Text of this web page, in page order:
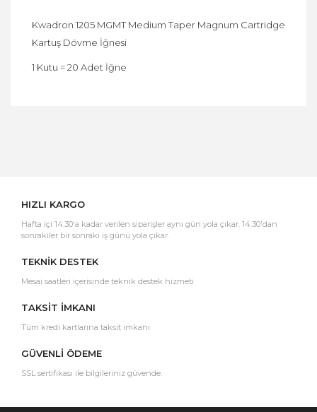
Kwadron 1205 MGMT Medium Taper Magnum Cartridge
Kartuş Dövme İğnesi
1 Kutu = 20 Adet İğne
HIZLI KARGO
Hafta içi 14:30'a kadar verilen siparişler aynı gün yola çıkar. 14:30'dan
sonrakiler bir sonraki iş günü yola çıkar.
TEKNİK DESTEK
Mesai saatleri içerisinde teknik destek hizmeti
TAKSİT İMKANI
Tüm kredi kartlarına taksit imkanı
GÜVENLİ ÖDEME
SSL sertifikası ile bilgileriniz güvende.